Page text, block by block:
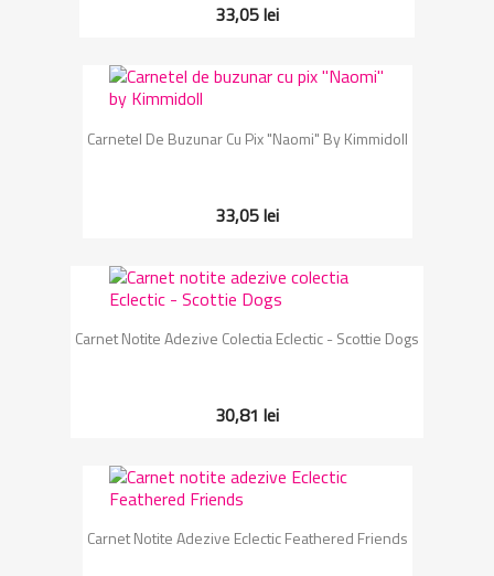
33,05 lei
Carnetel De Buzunar Cu Pix "Naomi" By Kimmidoll
33,05 lei
Carnet Notite Adezive Colectia Eclectic - Scottie Dogs
30,81 lei
Carnet Notite Adezive Eclectic Feathered Friends